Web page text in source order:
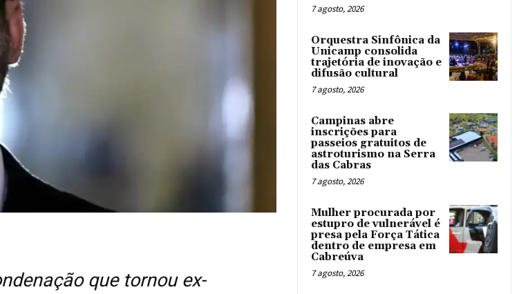
que tornou ex-
7 agosto, 2026
Orquestra Sinfônica da
Unicamp consolida
trajetória de inovação e
difusão cultural
7 agosto, 2026
Campinas abre
inscrições para
passeios gratuitos de
astroturismo na Serra
das Cabras
7 agosto, 2026
Mulher procurada por
estupro de vulnerável é
presa pela Força Tática
dentro de empresa em
Cabreúva
7 agosto, 2026